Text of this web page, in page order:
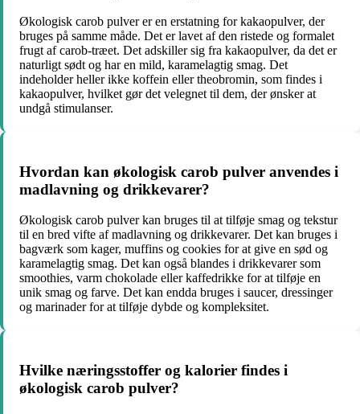
Økologisk carob pulver er en erstatning for kakaopulver, der
bruges på samme måde. Det er lavet af den ristede og formalet
frugt af carob-træet. Det adskiller sig fra kakaopulver, da det er
naturligt sødt og har en mild, karamelagtig smag. Det
indeholder heller ikke koffein eller theobromin, som findes i
kakaopulver, hvilket gør det velegnet til dem, der ønsker at
undgå stimulanser.
Hvordan kan økologisk carob pulver anvendes i
madlavning og drikkevarer?
Økologisk carob pulver kan bruges til at tilføje smag og tekstur
til en bred vifte af madlavning og drikkevarer. Det kan bruges i
bagværk som kager, muffins og cookies for at give en sød og
karamelagtig smag. Det kan også blandes i drikkevarer som
smoothies, varm chokolade eller kaffedrikke for at tilføje en
unik smag og farve. Det kan endda bruges i saucer, dressinger
og marinader for at tilføje dybde og kompleksitet.
Hvilke næringsstoffer og kalorier findes i
økologisk carob pulver?